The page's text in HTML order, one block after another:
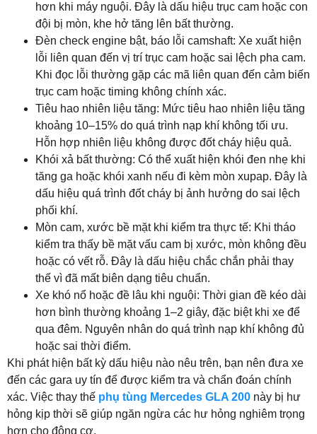
hơn khi máy nguội. Đây là dấu hiệu trục cam hoặc con
đội bị mòn, khe hở tăng lên bất thường.
Đèn check engine bật, báo lỗi camshaft: Xe xuất hiện
lỗi liên quan đến vị trí trục cam hoặc sai lệch pha cam.
Khi đọc lỗi thường gặp các mã liên quan đến cảm biến
trục cam hoặc timing không chính xác.
Tiêu hao nhiên liệu tăng: Mức tiêu hao nhiên liệu tăng
khoảng 10–15% do quá trình nạp khí không tối ưu.
Hỗn hợp nhiên liệu không được đốt cháy hiệu quả.
Khói xả bất thường: Có thể xuất hiện khói đen nhẹ khi
tăng ga hoặc khói xanh nếu đi kèm mòn xupap. Đây là
dấu hiệu quá trình đốt cháy bị ảnh hưởng do sai lệch
phối khí.
Mòn cam, xước bề mặt khi kiểm tra thực tế: Khi tháo
kiểm tra thấy bề mặt vấu cam bị xước, mòn không đều
hoặc có vết rỗ. Đây là dấu hiệu chắc chắn phải thay
thế vì đã mất biên dạng tiêu chuẩn.
Xe khó nổ hoặc đề lâu khi nguội: Thời gian đề kéo dài
hơn bình thường khoảng 1–2 giây, đặc biệt khi xe để
qua đêm. Nguyên nhân do quá trình nạp khí không đủ
hoặc sai thời điểm.
Khi phát hiện bất kỳ dấu hiệu nào nêu trên, bạn nên đưa xe
đến các gara uy tín để được kiểm tra và chẩn đoán chính
xác. Việc thay thế phụ tùng Mercedes GLA 200 này bị hư
hỏng kịp thời sẽ giúp ngăn ngừa các hư hỏng nghiêm trọng
hơn cho động cơ.